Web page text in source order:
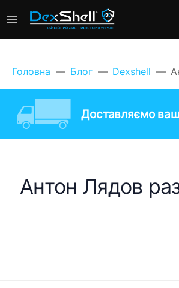
Головна Блог Dexshell
Доставляємо
Антон Лядов